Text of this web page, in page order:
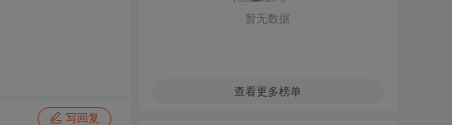
写回复
暂无数据
查看更多榜单